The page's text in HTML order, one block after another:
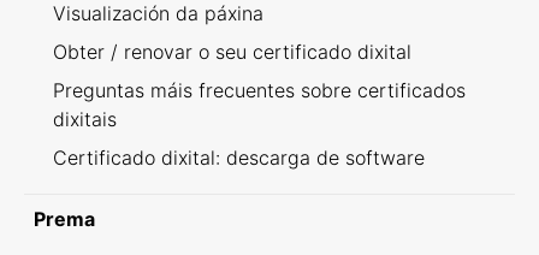
Visualización da páxina
Obter / renovar o seu certificado dixital
Preguntas máis frecuentes sobre certificados
dixitais
Certificado dixital: descarga de software
Prema